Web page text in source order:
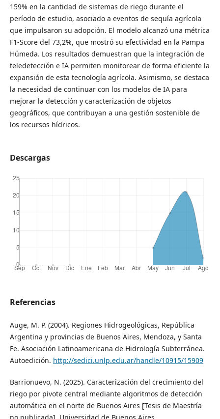
159% en la cantidad de sistemas de riego durante el
período de estudio, asociado a eventos de sequía agrícola
que impulsaron su adopción. El modelo alcanzó una métrica
F1-Score del 73,2%, que mostró su efectividad en la Pampa
Húmeda. Los resultados demuestran que la integración de
teledetección e IA permiten monitorear de forma eficiente la
expansión de esta tecnología agrícola. Asimismo, se destaca
la necesidad de continuar con los modelos de IA para
mejorar la detección y caracterización de objetos
geográficos, que contribuyan a una gestión sostenible de
los recursos hídricos.
Descargas
Referencias
Auge, M. P. (2004). Regiones Hidrogeológicas, República
Argentina y provincias de Buenos Aires, Mendoza, y Santa
Fe. Asociación Latinoamericana de Hidrología Subterránea.
Autoedición. http://sedici.unlp.edu.ar/handle/10915/15909
Barrionuevo, N. (2025). Caracterización del crecimiento del
riego por pivote central mediante algoritmos de detección
automática en el norte de Buenos Aires [Tesis de Maestría